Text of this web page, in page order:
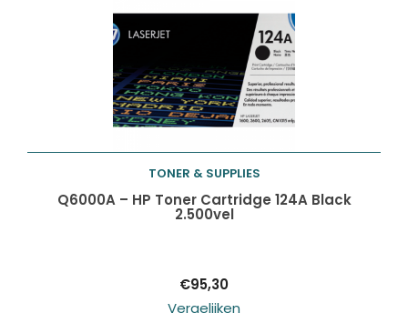
Toevoegen aan
TONER & SUPPLIES
Q6000A – HP Toner Cartridge 124A Black
2.500vel
€95,30
Vergelijken